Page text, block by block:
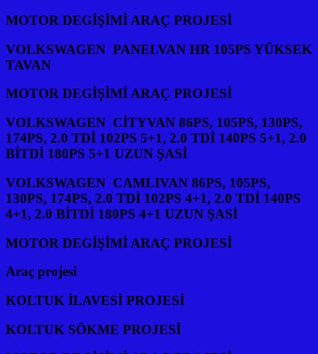
MOTOR DEGİŞİMİ ARAÇ PROJESİ
VOLKSWAGEN PANELVAN HR 105PS YÜKSEK
TAVAN
MOTOR DEGİŞİMİ ARAÇ PROJESİ
VOLKSWAGEN CİTYVAN 86PS, 105PS, 130PS,
174PS, 2.0 TDİ 102PS 5+1, 2.0 TDİ 140PS 5+1, 2.0
BİTDİ 180PS 5+1 UZUN ŞASİ
VOLKSWAGEN CAMLIVAN 86PS, 105PS,
130PS, 174PS, 2.0 TDİ 102PS 4+1, 2.0 TDİ 140PS
4+1, 2.0 BİTDİ 180PS 4+1 UZUN ŞASİ
MOTOR DEGİŞİMİ ARAÇ PROJESİ
Araç projesi
KOLTUK İLAVESİ PROJESİ
KOLTUK SÖKME PROJESİ